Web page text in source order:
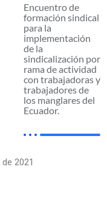
Encuentro de
formación sindical
para la
implementación
de la
sindicalización por
rama de actividad
con trabajadoras y
trabajadores de
los manglares del
Ecuador.
2021